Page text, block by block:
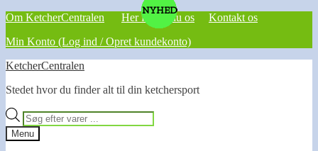
Om KetcherCentralen Her finder du os
Kontakt os
Min Konto (Log ind / Opret kundekonto)
Spring
navigation
Spring
indhold
KetcherCentralen
Stedet hvor du finder alt til din ketchersport
Products
search
Menu
NYHED
NYHED
NYHED
NYHED
NYHED
NYHED